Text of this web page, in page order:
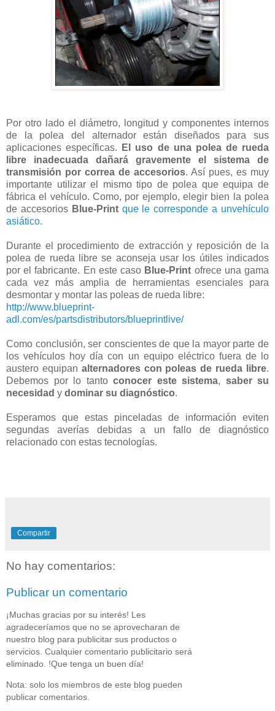
Por otro lado el diámetro, longitud y componentes internos
de la polea del alternador están diseñados para sus
aplicaciones específicas.
El uso de una polea de rueda
libre inadecuada dañará gravemente el sistema de
transmisión por correa de accesorios. Así pues, es muy
importante utilizar el mismo tipo de polea que equipa de
fábrica el vehículo. Como, por ejemplo, elegir bien la polea
de accesorios Blue-Print que le corresponde a unvehículo
asiático.
Durante el procedimiento de extracción y reposición de la
polea de rueda libre se aconseja usar los útiles indicados
por el fabricante. En este caso Blue-Print ofrece una gama
cada vez más amplia de herramientas esenciales para
desmontar y montar las poleas de rueda libre:
http://www.blueprint-
adl.com/es/partsdistributors/blueprintlive/
Como conclusión, ser conscientes de que la mayor parte de
los vehículos hoy día con un equipo eléctrico fuera de lo
austero equipan alternadores con poleas de rueda libre.
Debemos por lo tanto conocer este sistema, saber su
necesidad y dominar su diagnóstico.
Esperamos que estas pinceladas de información eviten
segundas averías debidas a un fallo de diagnóstico
relacionado con estas tecnologías.
Compartir
No hay comentarios:
Publicar un comentario
¡Muchas gracias por su interés! Les
agradeceríamos que no se aprovecharan de
nuestro blog para publicitar sus productos o
servicios. Cualquier comentario publicitario será
eliminado. !Que tenga un buen día!
Nota: solo los miembros de este blog pueden
publicar comentarios.